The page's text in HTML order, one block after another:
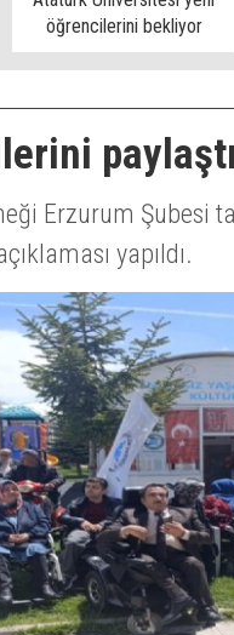
öğrencilerini bekliyor
paylaştı
Erzurum Şubesi
yapıldı.